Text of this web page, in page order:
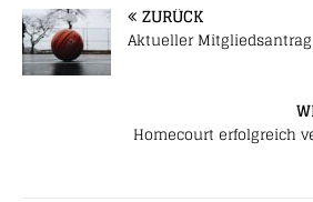
ZURÜCK
Aktueller
Homecourt erfolgreich